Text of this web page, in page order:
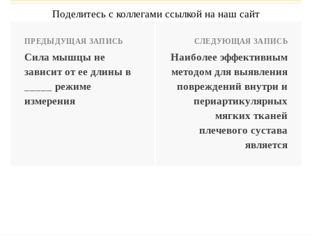
Поделитесь с коллегами ссылкой на наш сайт
ПРЕДЫДУЩАЯ ЗАПИСЬ
Сила мышцы не
зависит от ее длины в
_____ режиме
измерения
СЛЕДУЮЩАЯ ЗАПИСЬ
Наиболее эффективным
методом для выявления
повреждений внутри и
периартикулярных
мягких тканей
плечевого сустава
является